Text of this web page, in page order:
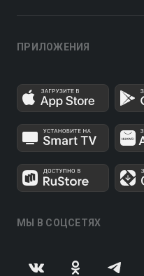
ПРИЛОЖЕНИЯ
МЫ В СОЦСЕТЯХ